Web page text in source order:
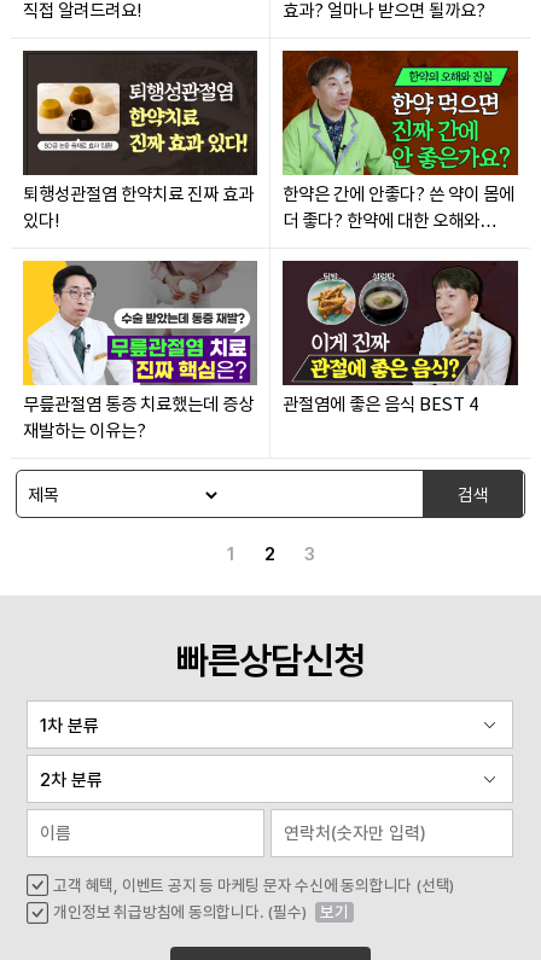
직접 알려드려요!
효과? 얼마나 받으면 될까요?
퇴행성관절염 한약치료 진짜 효과
있다!
한약은 간에 안좋다? 쓴 약이 몸에
더 좋다? 한약에 대한 오해와
무릎관절염 통증 치료했는데 증상
재발하는 이유는?
관절염에 좋은 음식 BEST 4
검색
1 2 3
빠른상담신청
고객 혜택, 이벤트 공지 등 마케팅 문자 수신에 동의합니다 (선택)
개인정보 취급방침에 동의합니다. (필수)
보기